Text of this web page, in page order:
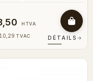
HTVA
TVAC DÉTAILS →